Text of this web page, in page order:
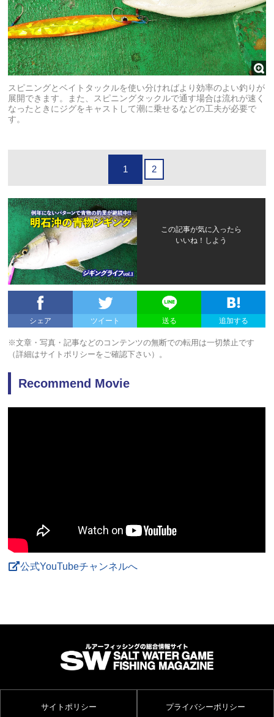
スピニングとベイトタックルを使い分ければより効率のよい釣りが
展開できます。また、スピニングタックルで通す場合は流れが速く
なったときにジグをキャストして潮に乗せるなどの工夫が必要で
す。
1 2
この記事が気に入ったら
いいね！しよう
シェア ツイート 送る 追加する
※文章・写真・記事などのコンテンツの無断での転用は一切禁止です
（詳細はサイトポリシーをご確認下さい）。
Recommend Movie
公式YouTubeチャンネルへ
サイトポリシー プライバシーポリシー